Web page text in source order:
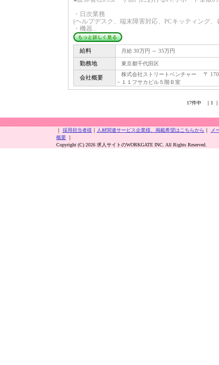
・日次業務
(ヘルプデスク、端末障害対応、PCキッティング
・機器...
給料 月給 30万円 ～ 35万円
勤務地 東京都千代田区
会社概要
株式会社ストリートベンチャー 〒
－１１フサカビル５階Ｂ室
17件中 ｜1 ｜
｜ 採用担当者様 ｜ 人材関連サービス企業様、掲載希望はこちらから ｜
メ
概要 ｜
Copyright (C) 2026 求人サイトのWORKGATE INC. All Rights Reserved.